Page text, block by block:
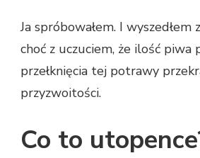
Ja spróbowałem. I wyszedłem
choć z uczuciem, że ilość piwa
przełknięcia tej potrawy
przyzwoitości.
Co to